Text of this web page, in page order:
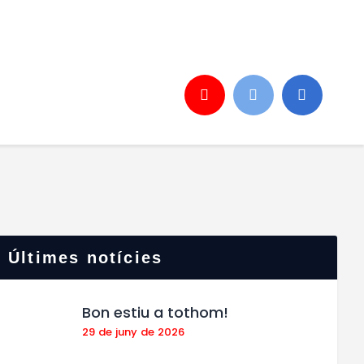
Últimes notícies
Bon estiu a tothom!
29 de juny de 2026